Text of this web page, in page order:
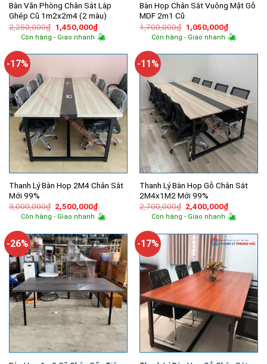
Bàn Văn Phòng Chân Sắt Lắp
Ghép Cũ 1m2x2m4 (2 màu)
2,250,000₫ Giá
gốc
là:
1,450,000₫Giá
hiện
tại
1,450,000₫.
Còn hàng - Giao nhanh
Bàn Họp Chân Sắt Vuông Mặt Gỗ
MDF 2m1 Cũ
1,700,000₫ Giá
gốc
là:
1,050,000₫Giá
hiện
tại
Còn hàng - Giao nhanh
-17%
Thanh Lý Bàn Họp 2M4 Chân Sắt
Mới 99%
3,000,000₫ Giá
gốc
là:
2,500,000₫Giá
hiện
tại
2,500,000₫.
Còn hàng - Giao nhanh
-11%
Thanh Lý Bàn Họp Gỗ Chân Sắt
2M4x1M2 Mới 99%
2,700,000₫ Giá
gốc
là:
2,400,000₫Giá
hiện
tại
Còn hàng - Giao nhanh
-26% -17%